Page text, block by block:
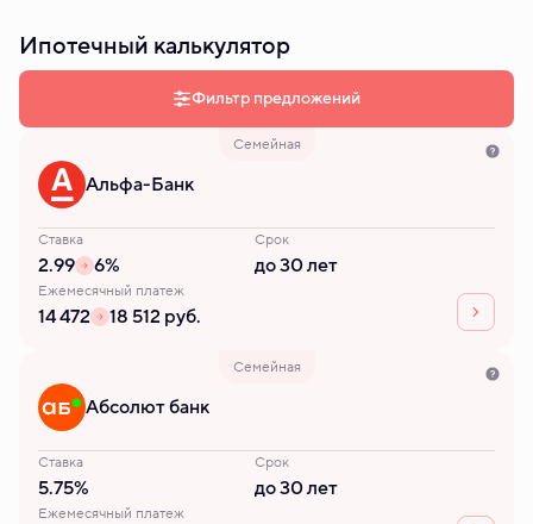
Ипотечный калькулятор
Фильтр предложений
Семейная
Альфа-Банк
Ставка
2.99 6%
Срок
до 30 лет
Ежемесячный платеж
14 472 18 512 руб.
Семейная
Абсолют банк
Ставка
5.75%
Срок
до 30 лет
Ежемесячный платеж